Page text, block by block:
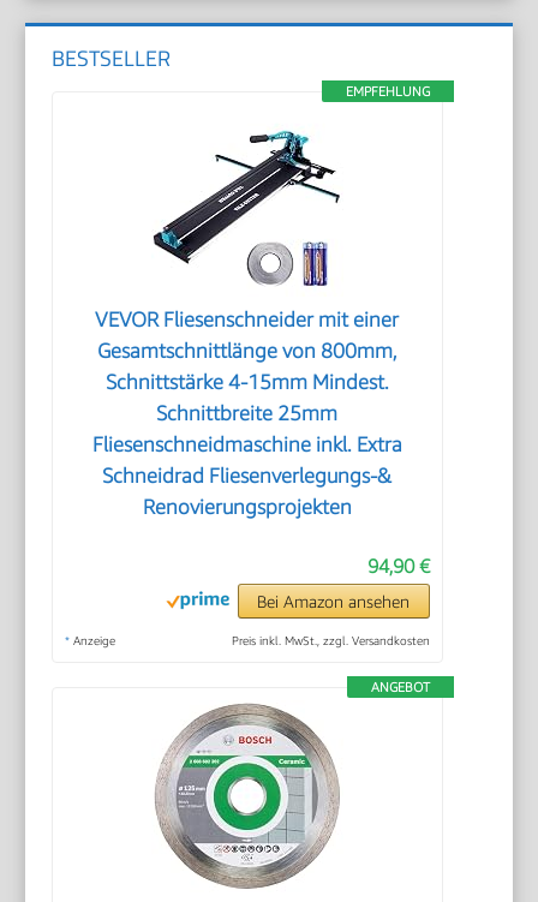
BESTSELLER
EMPFEHLUNG
VEVOR Fliesenschneider mit einer
Gesamtschnittlänge von 800mm,
Schnittstärke 4-15mm Mindest.
Schnittbreite 25mm
Fliesenschneidmaschine inkl. Extra
Schneidrad Fliesenverlegungs-&
Renovierungsprojekten
94,90 €
Bei Amazon ansehen
* Anzeige Preis inkl. MwSt., zzgl. Versandkosten
ANGEBOT